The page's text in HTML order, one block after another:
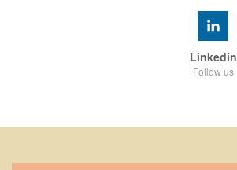
Linkedin
Follow us